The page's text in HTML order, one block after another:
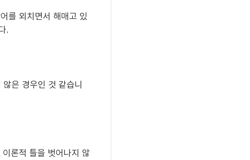
를 외치면서 해매고 있
.
은 경우인 것 같습니
론적 틀을 벗어나지 않